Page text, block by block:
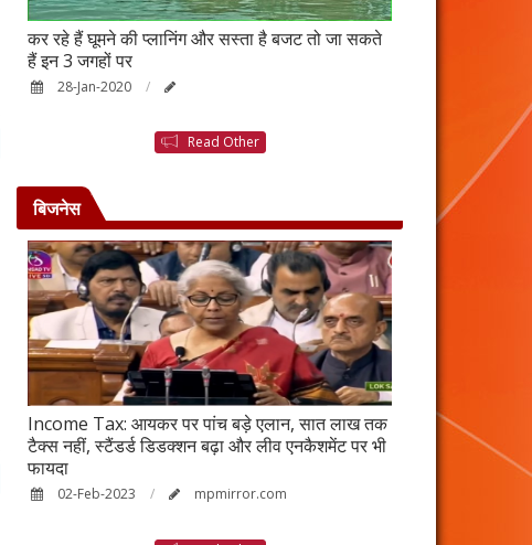
कर रहे हैं घूमने की प्लानिंग और सस्ता है बजट तो जा सकते
हैं इन 3 जगहों पर
28-Jan-2020
Read Other
बिजनेस
Income Tax: आयकर पर पांच बड़े एलान, सात लाख तक
टैक्स नहीं, स्टैंडर्ड डिडक्शन बढ़ा और लीव एनकैशमेंट पर भी
फायदा
02-Feb-2023 mpmirror.com
वर्ष 2023 में भी
विकेंद्रीकरण का
17-Jan-2023